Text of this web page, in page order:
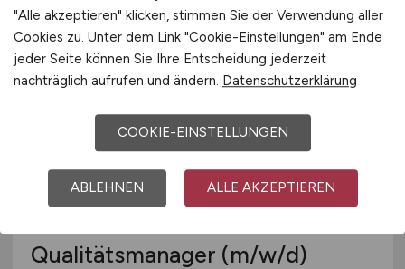
vor 3 Tagen
Magdeburg
Qualitätsmanager (m/w/d)
"Alle akzeptieren" klicken, stimmen Sie der Verwendung aller
Cookies zu. Unter dem Link "Cookie-Einstellungen" am Ende
jeder Seite können Sie Ihre Entscheidung jederzeit
nachträglich aufrufen und ändern. Datenschutzerklärung
COOKIE-EINSTELLUNGEN
ABLEHNEN ALLE AKZEPTIEREN